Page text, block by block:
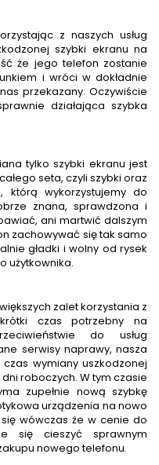
z naszych usług
szybki ekranu na
że jego telefon zostanie
i wróci w dokładnie
przekazany. Oczywiście
działająca szybka
tylko szybki ekranu jest
seta, czyli szybki oraz
którą wykorzystujemy do
znana, sprawdzona i
ani martwić dalszym
zachowywać się tak samo
gładki i wolny od rysek
użytkownika.
zalet korzystania z
czas potrzebny na
do usług
serwisy naprawy, nasza
wymiany uszkodzonej
roboczych. W tym czasie
zupełnie nową szybkę
urządzenia na nowo
wówczas że w cenie do
się cieszyć sprawnym
nowego telefonu.